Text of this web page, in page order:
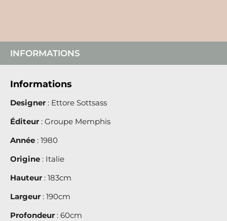
INFORMATIONS
Informations
Designer : Ettore Sottsass
Éditeur : Groupe Memphis
Année : 1980
Origine : Italie
Hauteur : 183cm
Largeur : 190cm
Profondeur : 60cm